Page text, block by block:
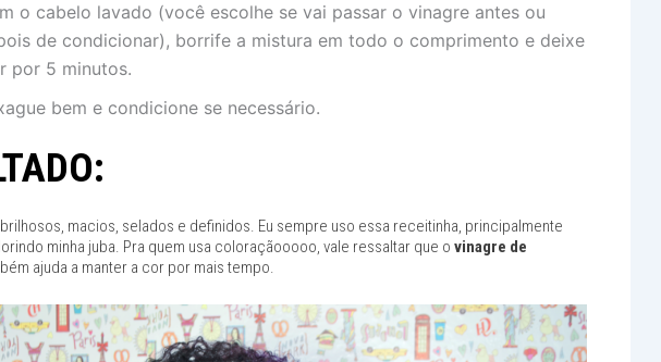
o cabelo lavado (você escolhe se vai passar o vinagre antes ou
de condicionar), borrife a mistura em todo o comprimento e deixe
por 5 minutos.
bem e condicione se necessário.
macios, selados e definidos. Eu sempre uso essa receitinha, principalmente
minha juba. Pra quem usa coloraçãooooo, vale ressaltar que o vinagre de
ajuda a manter a cor por mais tempo.